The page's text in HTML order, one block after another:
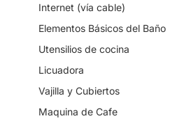
Internet (vía cable)
Elementos Básicos del Baño
Utensilios de cocina
Licuadora
Vajilla y Cubiertos
Maquina de Cafe